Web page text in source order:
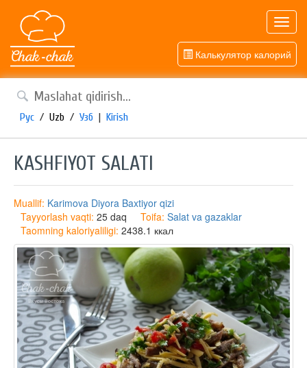
Калькулятор калорий
Рус / Uzb / Узб | Kirish
KASHFIYOT SALATI
Muallif: Karimova Diyora Baxtiyor qizi
Tayyorlash vaqti: 25 daq Toifa: Salat va gazaklar
Taomning kaloriyaliligi: 2438.1 ккал